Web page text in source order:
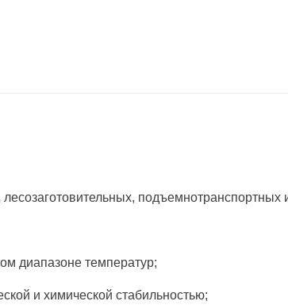
подъемнотранспортных
диапазоне температур;
и химической стабильностью;